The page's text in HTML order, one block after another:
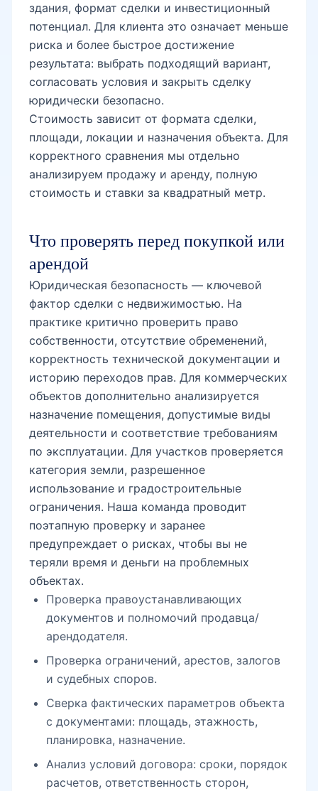
здания, формат сделки и инвестиционный
потенциал. Для клиента это означает меньше
риска и более быстрое достижение
результата: выбрать подходящий вариант,
согласовать условия и закрыть сделку
юридически безопасно.
Стоимость зависит от формата сделки,
площади, локации и назначения объекта. Для
корректного сравнения мы отдельно
анализируем продажу и аренду, полную
стоимость и ставки за квадратный метр.
Что проверять перед покупкой или
арендой
Юридическая безопасность — ключевой
фактор сделки с недвижимостью. На
практике критично проверить право
собственности, отсутствие обременений,
корректность технической документации и
историю переходов прав. Для коммерческих
объектов дополнительно анализируется
назначение помещения, допустимые виды
деятельности и соответствие требованиям
по эксплуатации. Для участков проверяется
категория земли, разрешенное
использование и градостроительные
ограничения. Наша команда проводит
поэтапную проверку и заранее
предупреждает о рисках, чтобы вы не
теряли время и деньги на проблемных
объектах.
Проверка правоустанавливающих
документов и полномочий продавца/
арендодателя.
Проверка ограничений, арестов, залогов
и судебных споров.
Сверка фактических параметров объекта
с документами: площадь, этажность,
планировка, назначение.
Анализ условий договора: сроки, порядок
расчетов, ответственность сторон,